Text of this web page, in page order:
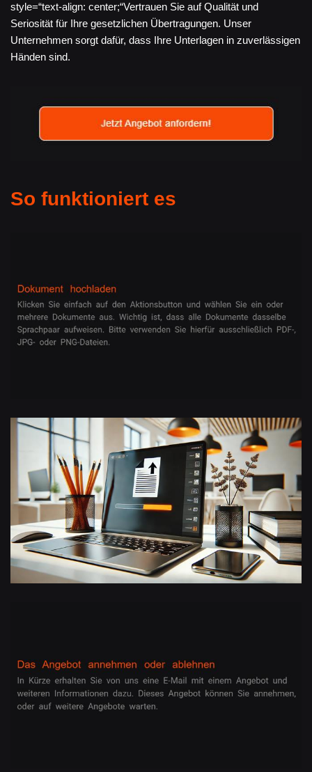
style=“text-align: center;“Vertrauen Sie auf Qualität und
Seriosität für Ihre gesetzlichen Übertragungen. Unser
Unternehmen sorgt dafür, dass Ihre Unterlagen in zuverlässigen
Händen sind.
So funktioniert es